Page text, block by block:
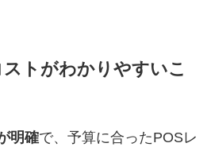
トがわかりやすいこ
明確で、予算に合ったPOSレ